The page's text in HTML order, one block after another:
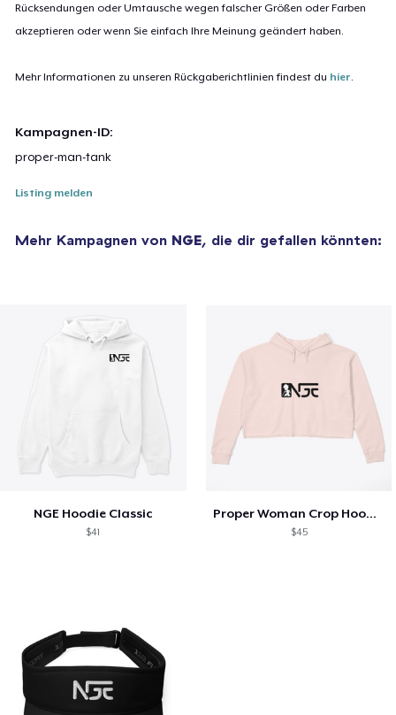
Rücksendungen oder Umtausche wegen falscher Größen oder Farben
akzeptieren oder wenn Sie einfach Ihre Meinung geändert haben.
Mehr Informationen zu unseren Rückgaberichtlinien findest du hier
Kampagnen-ID:
proper-man-tank
Listing melden
Mehr Kampagnen von NGE, die dir gefallen könnten:
NGE Hoodie Classic
$41
Proper Woman Crop Hoodie
$45